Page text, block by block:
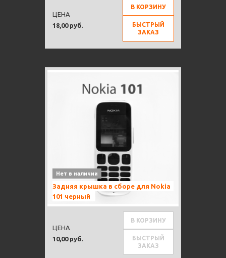
18,00 руб.
ЦЕНА
В КОРЗИНУ
БЫСТРЫЙ
ЗАКАЗ
Нет в наличии
Задняя крышка в сборе для Nokia
101 черный
10,00 руб.
ЦЕНА
В КОРЗИНУ
БЫСТРЫЙ
ЗАКАЗ